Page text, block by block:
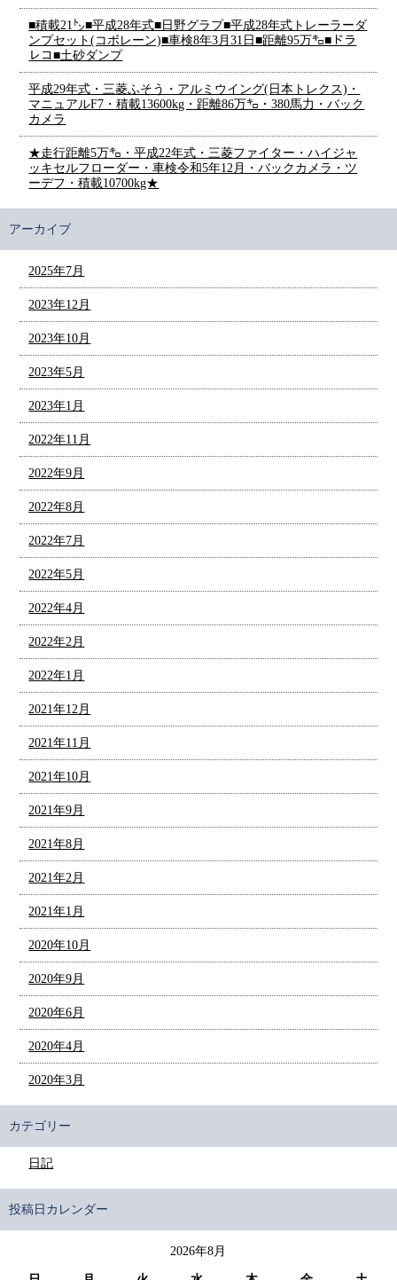
■積載21㌧■平成28年式■日野グラプ■平成28年式トレーラーダ
ンプセット(コボレーン)■車検8年3月31日■距離95万㌔■ドラ
レコ■土砂ダンプ
平成29年式・三菱ふそう・アルミウイング(日本トレクス)・
マニュアルF7・積載13600kg・距離86万㌔・380馬力・バック
カメラ
★走行距離5万㌔・平成22年式・三菱ファイター・ハイジャ
ッキセルフローダー・車検令和5年12月・バックカメラ・ツ
ーデフ・積載10700kg★
アーカイブ
2025年7月
2023年12月
2023年10月
2023年5月
2023年1月
2022年11月
2022年9月
2022年8月
2022年7月
2022年5月
2022年4月
2022年2月
2022年1月
2021年12月
2021年11月
2021年10月
2021年9月
2021年8月
2021年2月
2021年1月
2020年10月
2020年9月
2020年6月
2020年4月
2020年3月
カテゴリー
日記
投稿日カレンダー
2026年8月